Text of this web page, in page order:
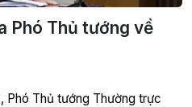
Phó Thủ tướng về
Phó Thủ tướng Thường trực